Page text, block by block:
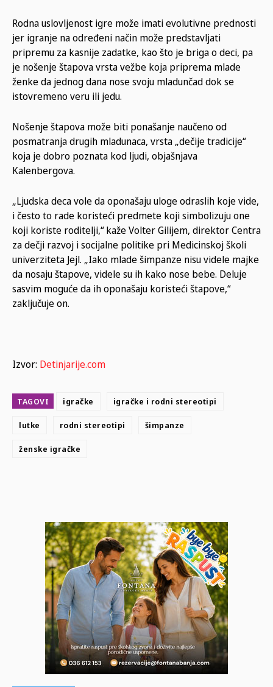
Rodna uslovljenost igre može imati evolutivne prednosti
jer igranje na određeni način može predstavljati
pripremu za kasnije zadatke, kao što je briga o deci, pa
je nošenje štapova vrsta vežbe koja priprema mlade
ženke da jednog dana nose svoju mladunčad dok se
istovremeno veru ili jedu.
Nošenje štapova može biti ponašanje naučeno od
posmatranja drugih mladunaca, vrsta „dečije tradicije“
koja je dobro poznata kod ljudi, objašnjava
Kalenbergova.
„Ljudska deca vole da oponašaju uloge odraslih koje vide,
i često to rade koristeći predmete koji simbolizuju one
koji koriste roditelji,“ kaže Volter Gilijem, direktor Centra
za dečji razvoj i socijalne politike pri Medicinskoj školi
univerziteta Jejl. „Iako mlade šimpanze nisu videle majke
da nosaju štapove, videle su ih kako nose bebe. Deluje
sasvim moguće da ih oponašaju koristeći štapove,“
zaključuje on.
Izvor: Detinjarije.com
TAGOVI igračke igračke i rodni stereotipi
lutke rodni stereotipi šimpanze
ženske igračke